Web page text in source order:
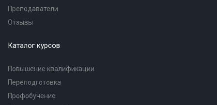
Преподаватели
Отзывы
Каталог курсов
Повышение квалификации
Переподготовка
Профобучение